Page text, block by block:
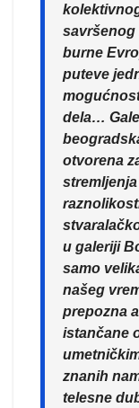
burne
puteve
dela…
otvorena
u galeriji
samo
našeg
prepozna
istančane
znanih
telesne